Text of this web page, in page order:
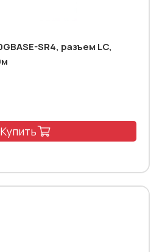
SR4, разъем LC,
Купить